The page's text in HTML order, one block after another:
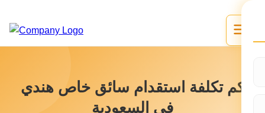
كم تكلفة استقدام سائق خاص هندي
في السعودية